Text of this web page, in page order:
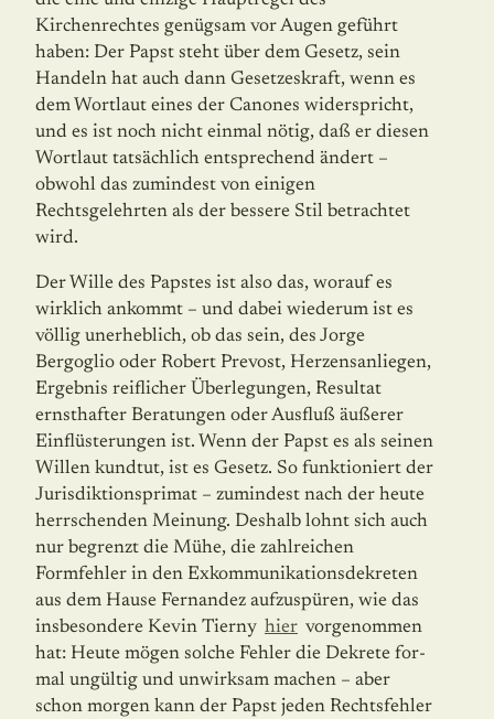
Kirchenrechtes genügsam vor Augen geführt
haben: Der Papst steht über dem Gesetz, sein
Handeln hat auch dann Gesetzeskraft, wenn es
dem Wortlaut eines der Canones widerspricht,
und es ist noch nicht einmal nötig, daß er diesen
Wortlaut tatsächlich entsprechend ändert –
obwohl das zumindest von einigen
Rechtsgelehrten als der bessere Stil betrachtet
wird.
Der Wille des Papstes ist also das, worauf es
wirklich ankommt – und dabei wiederum ist es
völlig unerheblich, ob das sein, des Jorge
Bergoglio oder Robert Prevost, Herzensan­liegen,
Ergebnis reiflicher Überlegungen, Resultat
ernsthafter Beratungen oder Ausfluß äußerer
Einflüsterungen ist. Wenn der Papst es als seinen
Willen kundtut, ist es Gesetz. So funktioniert der
Jurisdiktionsprimat – zumindest nach der heute
herrschenden Mei­nung. Deshalb lohnt sich auch
nur begrenzt die Mühe, die zahlreichen
Formfehler in den Exkommunikationsdekreten
aus dem Hause Fernandez aufzuspüren, wie das
insbe­son­de­re Kevin Tierny hier vorgenommen
hat: Heute mögen solche Fehler die Dekrete for­
mal ungültig und unwirksam machen – aber
schon morgen kann der Papst jeden Rechts­fehler